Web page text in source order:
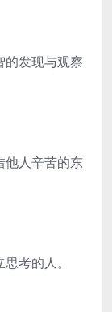
的发现与观察
他人辛苦的东
考的人。